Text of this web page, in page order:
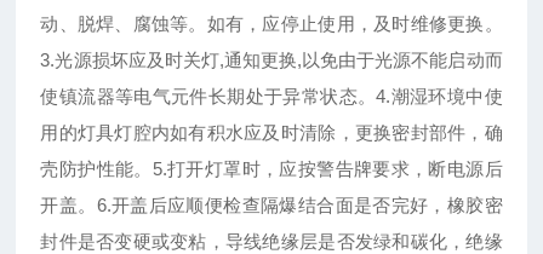
动、脱焊、腐蚀等。如有，应停止使用，及时维修更换。
3.光源损坏应及时关灯,通知更换,以免由于光源不能启动而
使镇流器等电气元件长期处于异常状态。4.潮湿环境中使
用的灯具灯腔内如有积水应及时清除，更换密封部件，确
壳防护性能。5.打开灯罩时，应按警告牌要求，断电源后
开盖。6.开盖后应顺便检查隔爆结合面是否完好，橡胶密
封件是否变硬或变粘，导线绝缘层是否发绿和碳化，绝缘